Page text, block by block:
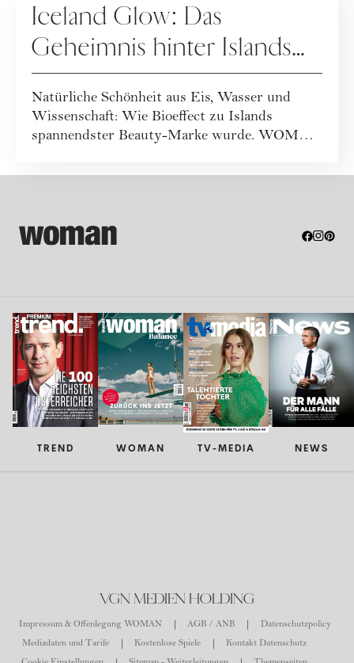
Iceland Glow: Das
Geheimnis hinter Islands
spannendster Beautymarke
Natürliche Schönheit aus Eis, Wasser und
Wissenschaft: Wie Bioeffect zu Islands
spannendster Beauty-Marke wurde. WOMAN
TREND WOMAN TV-MEDIA NEWS
VGN MEDIEN HOLDING
Impressum & Offenlegung WOMAN AGB / ANB
Datenschutzpolicy
Mediadaten und Tarife
Kostenlose Spiele
Kontakt Datenschutz